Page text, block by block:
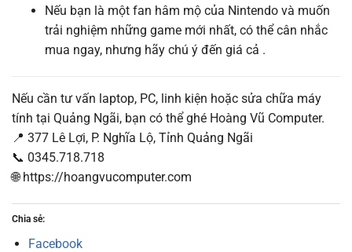
Nếu bạn là một fan hâm mộ của Nintendo và muốn
trải nghiệm những game mới nhất, có thể cân nhắc
mua ngay, nhưng hãy chú ý đến giá cả .
Nếu cần tư vấn laptop, PC, linh kiện hoặc sửa chữa máy
tính tại Quảng Ngãi, bạn có thể ghé Hoàng Vũ Computer.
📍 377 Lê Lợi, P. Nghĩa Lộ, Tỉnh Quảng Ngãi
📞 0345.718.718
🌐 https://hoangvucomputer.com
Chia sẻ:
Facebook